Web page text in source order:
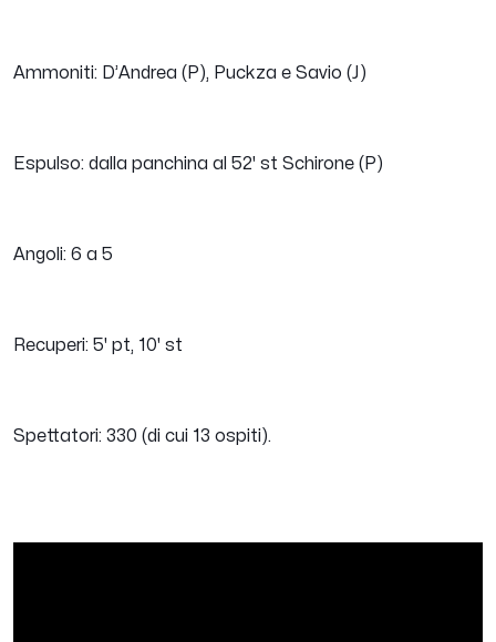
Ammoniti: D’Andrea (P), Puckza e Savio (J)
Espulso: dalla panchina al 52' st Schirone (P)
Angoli: 6 a 5
Recuperi: 5' pt, 10' st
Spettatori: 330 (di cui 13 ospiti).